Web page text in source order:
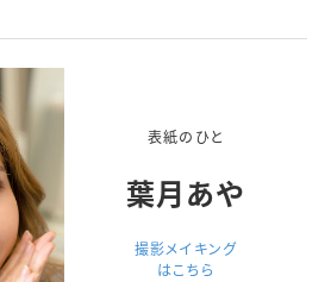
表紙のひと
葉月あや
撮影メイキング
はこちら